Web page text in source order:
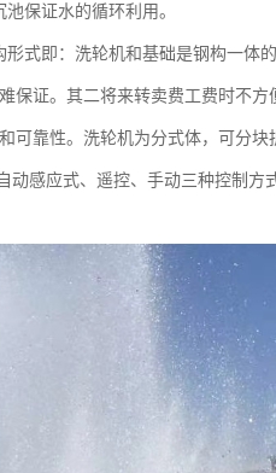
保证水的循环利用。
式即：洗轮机和基础是钢构一体
保证。其二将来转卖费工费时不
靠性。洗轮机为分式体，可分块
感应式、遥控、手动三种控制方